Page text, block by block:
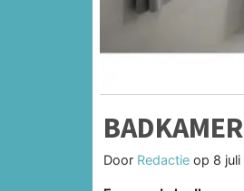
Door Redactie op 8